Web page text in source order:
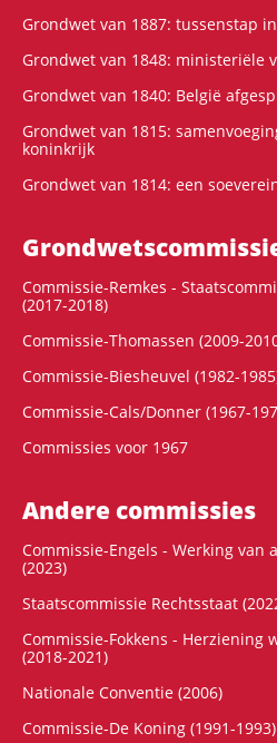
Grondwet van 1887: tussenstap
Grondwet van 1848: ministeriële
Grondwet van 1840: België
Grondwet van 1815:
koninkrijk
Grondwet van 1814: een
Commissie-Remkes -
(2017-2018)
Commissie-Thomassen (2009-
Commissie-Biesheuvel (1982-
Commissie-Cals/Donner (1967-
Commissies voor 1967
Andere commissies
Commissie-Engels - Werking van
(2023)
Staatscommissie Rechtsstaat
Commissie-Fokkens - Herziening
(2018-2021)
Nationale Conventie (2006)
Commissie-De Koning (1991-1993)